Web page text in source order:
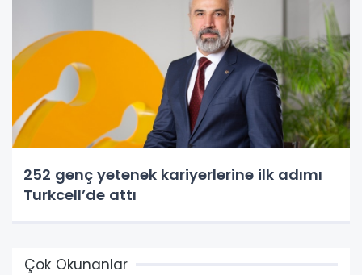
252 genç yetenek kariyerlerine ilk adımı
Turkcell’de attı
Çok Okunanlar